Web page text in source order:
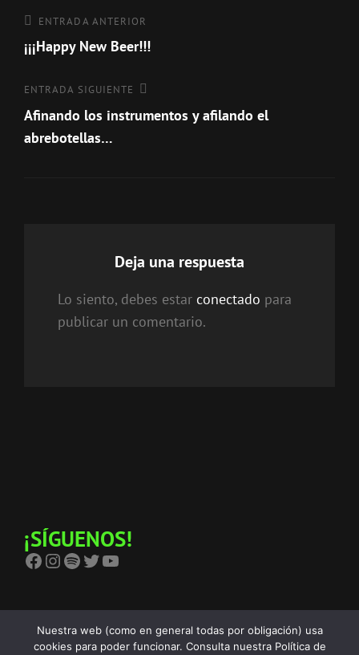
Navegación
de
Entrada
anterior
ENTRADA ANTERIOR
¡¡¡Happy New Beer!!!
Entrada
siguiente
ENTRADA SIGUIENTE
Afinando los instrumentos y afilando el
abrebotellas…
Deja una respuesta
Lo siento, debes estar conectado para
publicar un comentario.
¡SÍGUENOS!
Facebook Instagram Spotify Twitter YouTube
Nuestra web (como en general todas por obligación) usa
cookies para poder funcionar. Consulta nuestra Política de